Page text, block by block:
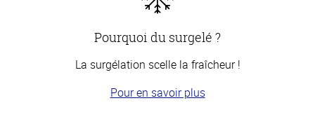
Pourquoi du surgelé ?
La surgélation scelle la fraîcheur !
Pour en savoir plus